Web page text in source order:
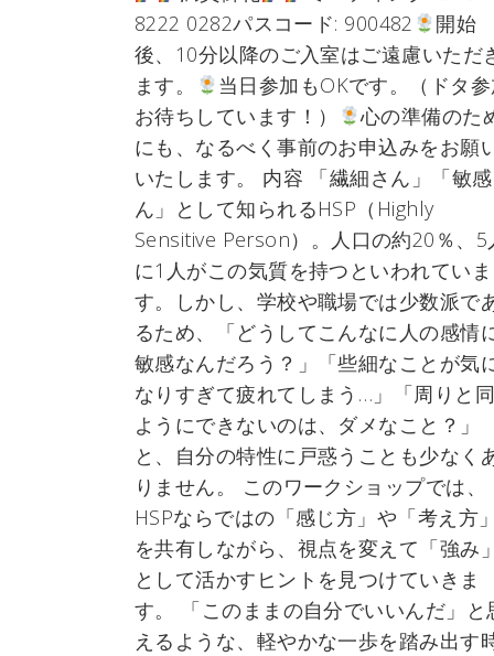
8222 0282パスコード: 900482
開始
後、10分以降のご入室はご遠慮いただ
ます。
当日参加もOKです。（ドタ参
お待ちしています！）
心の準備のた
にも、なるべく事前のお申込みをお願
いたします。 内容 「繊細さん」「敏感
ん」として知られるHSP（Highly
Sensitive Person）。人口の約20％、5
に1人がこの気質を持つといわれていま
す。しかし、学校や職場では少数派で
るため、「どうしてこんなに人の感情
敏感なんだろう？」「些細なことが気
なりすぎて疲れてしまう…」「周りと
ようにできないのは、ダメなこと？」
と、自分の特性に戸惑うことも少なく
りません。 このワークショップでは、
HSPならではの「感じ方」や「考え方」
を共有しながら、視点を変えて「強み」
として活かすヒントを見つけていきま
す。 「このままの自分でいいんだ」と
えるような、軽やかな一歩を踏み出す